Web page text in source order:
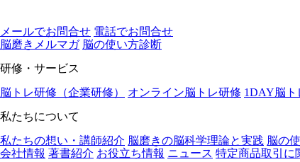
メールでお問合せ 電話でお問合せ
脳磨きメルマガ 脳の使い⽅診断
研修・サービス
脳トレ研修（企業研修）
オンライン脳トレ研修 1DAY脳ト
私たちについて
私たちの想い・講師紹介 脳磨きの脳科学理論と実践 脳の
会社情報 著書紹介 お役立ち情報 ニュース 特定商品取引に